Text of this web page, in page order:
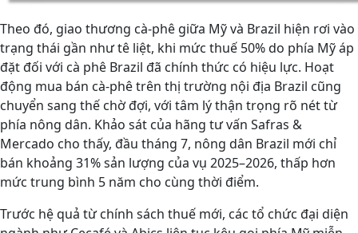
Theo đó, giao thương cà-phê giữa Mỹ và Brazil hiện rơi vào
trạng thái gần như tê liệt, khi mức thuế 50% do phía Mỹ áp
đặt đối với cà phê Brazil đã chính thức có hiệu lực. Hoạt
động mua bán cà-phê trên thị trường nội địa Brazil cũng
chuyển sang thế chờ đợi, với tâm lý thận trọng rõ nét từ
phía nông dân. Khảo sát của hãng tư vấn Safras &
Mercado cho thấy, đầu tháng 7, nông dân Brazil mới chỉ
bán khoảng 31% sản lượng của vụ 2025–2026, thấp hơn
mức trung bình 5 năm cho cùng thời điểm.
Trước hệ quả từ chính sách thuế mới, các tổ chức đại diện